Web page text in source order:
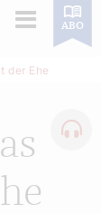
Login ABO
der Ehe